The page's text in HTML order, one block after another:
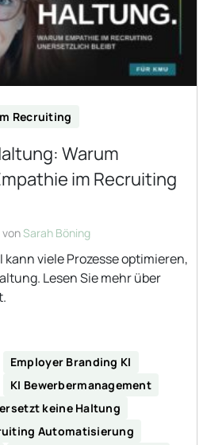
Recruiting
Warum
im Recruiting
vonSarah Böning
kann viele Prozesse optimieren,
Lesen Sie mehr über
Employer Branding KI
KI Bewerbermanagement
keine Haltung
Automatisierung